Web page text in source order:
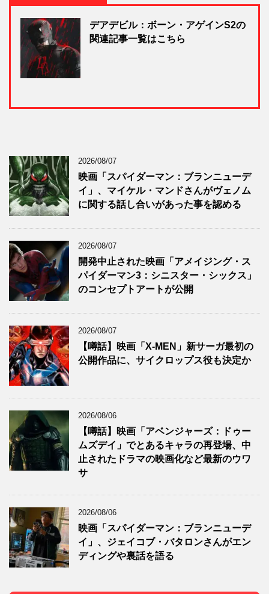
デアデビル：ボーン・アゲインS2の
関連記事一覧はこちら
2026/08/07
映画「スパイダーマン：ブランニューデ
イ」、マイケル・マンドさんがヴェノム
に関する話し合いがあった事を認める
2026/08/07
開発中止された映画「アメイジング・ス
パイダーマン3：シニスター・シックス」
のコンセプトアートが公開
2026/08/07
【噂話】映画「X-MEN」新サーガ最初の
公開作品に、サイクロップス役も決定か
2026/08/06
【噂話】映画「アベンジャーズ：ドゥー
ムズデイ」でとあるキャラの再登場、中
止されたドラマの映画化など最新のウワ
サ
2026/08/06
映画「スパイダーマン：ブランニューデ
イ」、ジェイコブ・バタロンさんがエン
ディングや裏話を語る